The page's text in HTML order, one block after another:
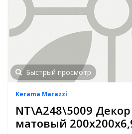
Быстрый просмотр
Kerama Marazzi
NT\A248\5009
матовый